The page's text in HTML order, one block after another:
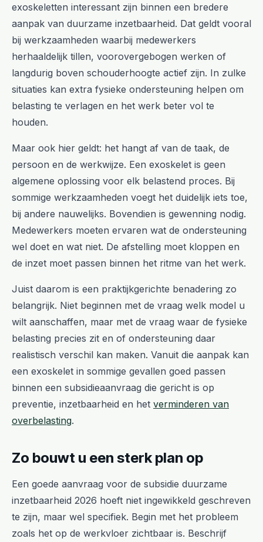
exoskeletten interessant zijn binnen een bredere
aanpak van duurzame inzetbaarheid. Dat geldt vooral
bij werkzaamheden waarbij medewerkers
herhaaldelijk tillen, voorovergebogen werken of
langdurig boven schouderhoogte actief zijn. In zulke
situaties kan extra fysieke ondersteuning helpen om
belasting te verlagen en het werk beter vol te
houden.
Maar ook hier geldt: het hangt af van de taak, de
persoon en de werkwijze. Een exoskelet is geen
algemene oplossing voor elk belastend proces. Bij
sommige werkzaamheden voegt het duidelijk iets toe,
bij andere nauwelijks. Bovendien is gewenning nodig.
Medewerkers moeten ervaren wat de ondersteuning
wel doet en wat niet. De afstelling moet kloppen en
de inzet moet passen binnen het ritme van het werk.
Juist daarom is een praktijkgerichte benadering zo
belangrijk. Niet beginnen met de vraag welk model u
wilt aanschaffen, maar met de vraag waar de fysieke
belasting precies zit en of ondersteuning daar
realistisch verschil kan maken. Vanuit die aanpak kan
een exoskelet in sommige gevallen goed passen
binnen een subsidieaanvraag die gericht is op
preventie, inzetbaarheid en het verminderen van
overbelasting.
Zo bouwt u een sterk plan op
Een goede aanvraag voor de subsidie duurzame
inzetbaarheid 2026 hoeft niet ingewikkeld geschreven
te zijn, maar wel specifiek. Begin met het probleem
zoals het op de werkvloer zichtbaar is. Beschrijf